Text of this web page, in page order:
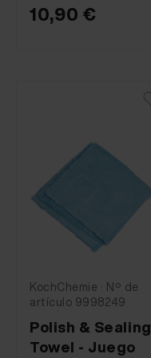
10,90 €
KochChemie · Nº de
artículo 9998249
Polish & Sealing
Towel - Juego